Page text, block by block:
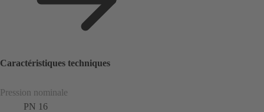
Caractéristiques techniques
Pression nominale
PN 16